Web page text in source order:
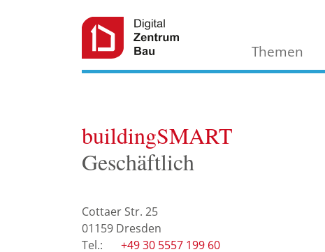
Themen
buildingSMART
Geschäftlich
Cottaer Str. 25
01159 Dresden
+49 30 5557 199 60